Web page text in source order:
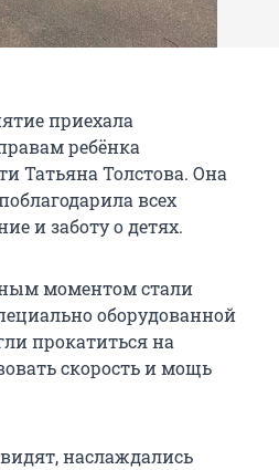
приехала
ребёнка
Татьяна Толстова. Она
всех
и заботу о детях.
моментом стали
оборудованной
прокатиться на
скорость и мощь
наслаждались